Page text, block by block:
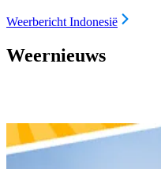
Weerbericht Indonesië
Weernieuws